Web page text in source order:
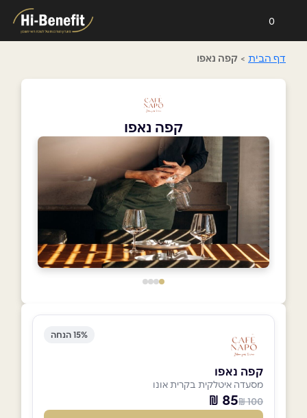
0
דף הבית > קפה נאפו
קפה נאפו
15% הנחה
קפה נאפו
מסעדה איטלקית בקרית אונו
100 ₪
85 ₪